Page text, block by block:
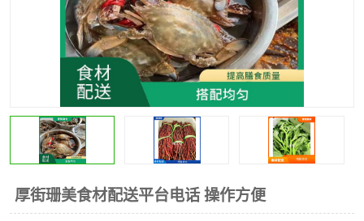
厚街珊美食材配送平台电话 操作方便